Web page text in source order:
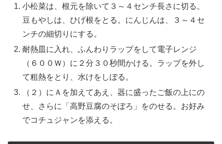
小松菜は、根元を除いて３～４センチ長さに切る。
豆もやしは、ひげ根をとる。にんじんは、３～４セ
ンチの細切りにする。
耐熱皿に入れ、ふんわりラップをして電子レンジ
（６００Ｗ）に２分３０秒間かける。ラップを外し
て粗熱をとり、水けをしぼる。
（２）にＡを加えてあえ、器に盛ったご飯の上にの
せ、さらに「高野豆腐のそぼろ」をのせる。お好み
でコチュジャンを添える。